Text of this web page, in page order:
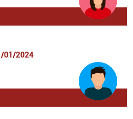
01/2024